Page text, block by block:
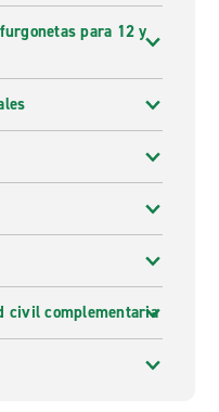
para 12 y
civil complementaria